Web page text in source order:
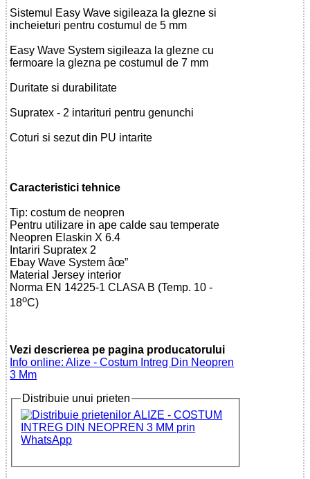
Sistemul Easy Wave sigileaza la glezne si
incheieturi pentru costumul de 5 mm
Easy Wave System sigileaza la glezne cu
fermoare la glezna pe costumul de 7 mm
Duritate si durabilitate
Supratex - 2 intarituri pentru genunchi
Coturi si sezut din PU intarite
Caracteristici tehnice
Tip: costum de neopren
Pentru utilizare in ape calde sau temperate
Neopren Elaskin X 6.4
Intariri Supratex 2
Ebay Wave System âœ”
Material Jersey interior
Norma EN 14225-1 CLASA B (Temp. 10 -
18oC)
Vezi descrierea pe pagina producatorului
Info online: Alize - Costum Intreg Din Neopren
3 Mm
Distribuie unui prieten